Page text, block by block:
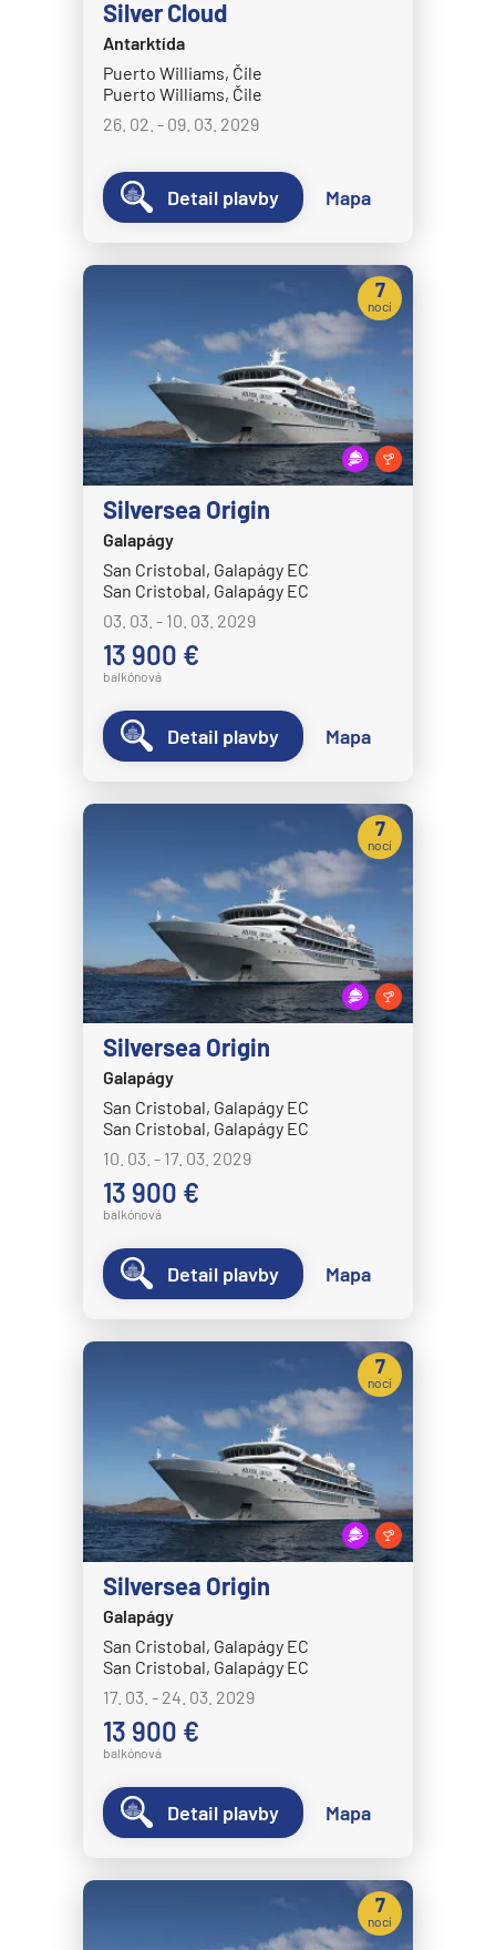
Disney Magic
Disney Treasure
Disney Wish
Disney Wonder
Explora Journeys
Explora I
Explora V
Explora VI
Hapag-Lloyd Cruises
HANSEATIC inspiration
HANSEATIC nature
HANSEATIC spirit
MS Bremen
MS Europa
MS Europa 2
MS Eurodam
MS Koningsdam
MS Nieuw Statendam
MS Noordam
MS Oosterdam
MS Rotterdam
MS Volendam
MS Westerdam
MS Zaandam
MS Zuiderdam
Hurtigruten
HX MS Fram
HX MS Maud
HX MS Roald Amundsen
HX MS Santa Cruz II
MS Kong Harald
MS Midnatsol
MS Nordkapp
MS Nordlys
MS Nordnorge
MS Nordstjernen
MS Otto Sverdrup
MS Richard With
MS Trollfjord
MS Vesteralen
MSC Cruises
Silver Cloud
Antarktída
Puerto Williams, Čile
Puerto Williams, Čile
26. 02. - 09. 03. 2029
Detail plavby Mapa
Silversea Origin
Galapágy
San Cristobal, Galapágy EC
San Cristobal, Galapágy EC
03. 03. - 10. 03. 2029
13 900 €
balkónová
7
nocí
Detail plavby Mapa
Silversea Origin
Galapágy
San Cristobal, Galapágy EC
San Cristobal, Galapágy EC
10. 03. - 17. 03. 2029
13 900 €
balkónová
7
nocí
Detail plavby Mapa
Silversea Origin
Galapágy
San Cristobal, Galapágy EC
San Cristobal, Galapágy EC
17. 03. - 24. 03. 2029
13 900 €
balkónová
7
nocí
Detail plavby Mapa
7
nocí